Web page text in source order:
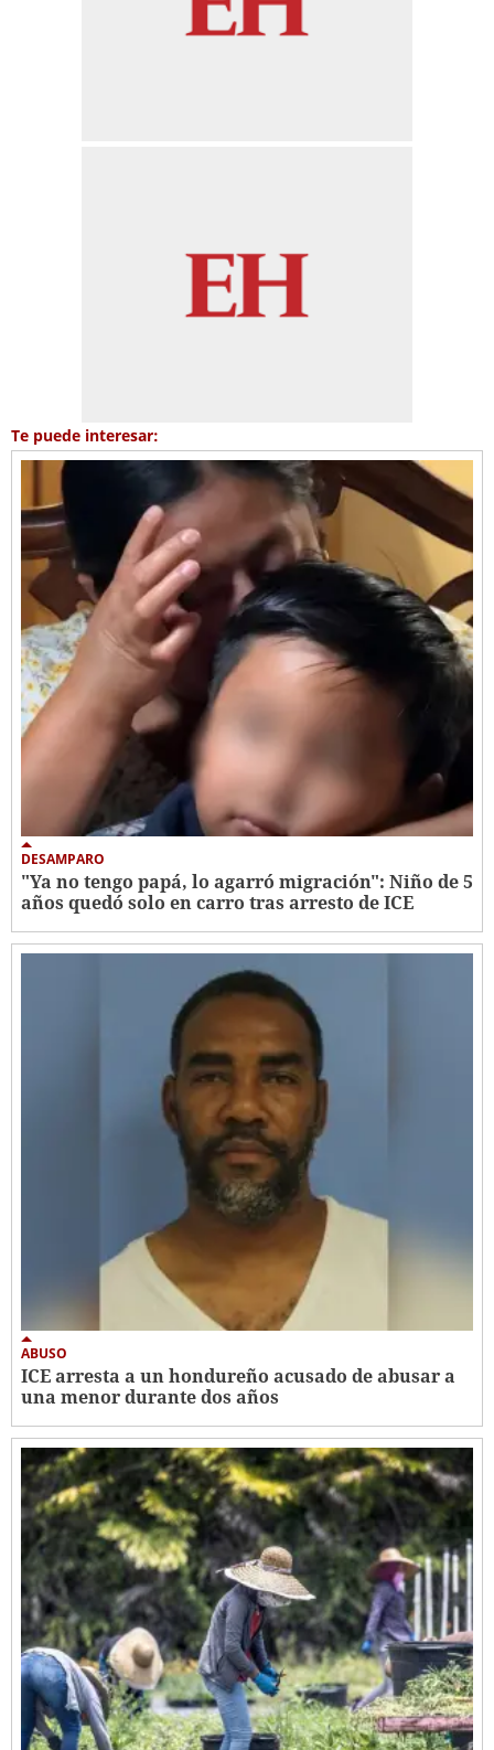
Te puede interesar:
DESAMPARO
"Ya no tengo papá, lo agarró migración": Niño de 5
años quedó solo en carro tras arresto de ICE
ABUSO
ICE arresta a un hondureño acusado de abusar a
una menor durante dos años